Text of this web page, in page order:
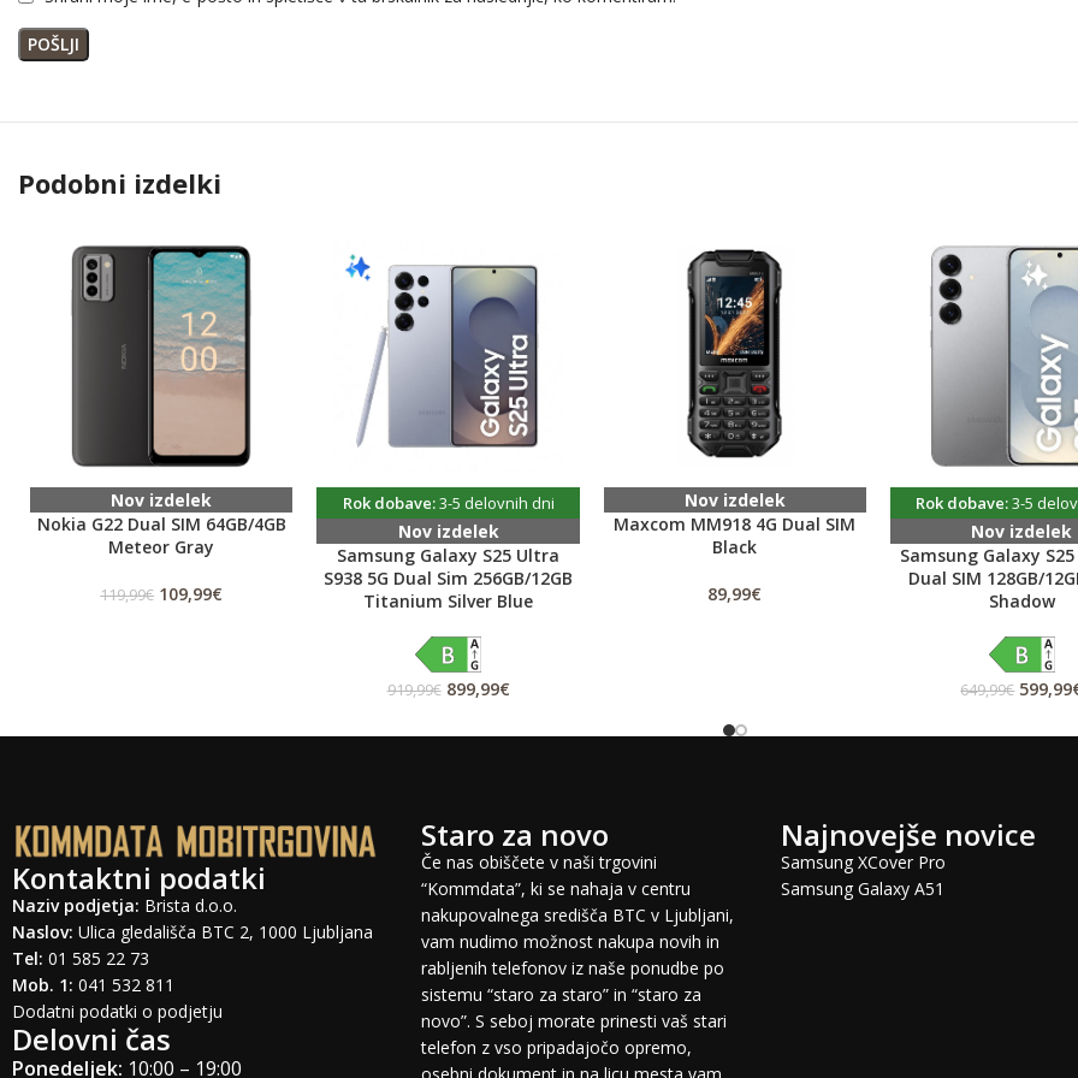
SOS v sili prek satelita (pošiljanje/prejem SMS)
Vrsta: Li-Ion 4005 mAh, neodstranljiva
Brezžično polnjenje 15W, MagSafe/Qi2
Barva: Soft Pink
Podobni izdelki
Nov izdelek
Nokia G22 Dual SIM 64GB/4GB
Meteor Gray
119,99€ 109,99€
Rok dobave:3-5 delovnih dni
Nov izdelek
Samsung Galaxy S25 Ultra
S938 5G Dual Sim 256GB/12GB
Titanium Silver Blue
919,99€ 899,99€
Nov izdelek
Maxcom MM918 4G Dual SIM
Black
89,99€
Rok dobave:3-5
Nov izdelek
Samsung Galaxy S25
Dual SIM 128GB/
Shadow
649,99€ 599,99
Kontaktni podatki
Naziv podjetja: Brista d.o.o.
Naslov: Ulica gledališča BTC 2, 1000 Ljubljana
Tel: 01 585 22 73
Mob. 1: 041 532 811
Dodatni podatki o podjetju
Delovni čas
Ponedeljek: 10:00 – 19:00
Staro za novo
Če nas obiščete v naši trgovini
“Kommdata”, ki se nahaja v centru
nakupovalnega središča BTC v Ljubljani,
vam nudimo možnost nakupa novih in
rabljenih telefonov iz naše ponudbe po
sistemu “staro za staro” in “staro za
novo”. S seboj morate prinesti vaš stari
telefon z vso pripadajočo opremo,
Najnovejše novice
Samsung XCover Pro
Samsung Galaxy A51